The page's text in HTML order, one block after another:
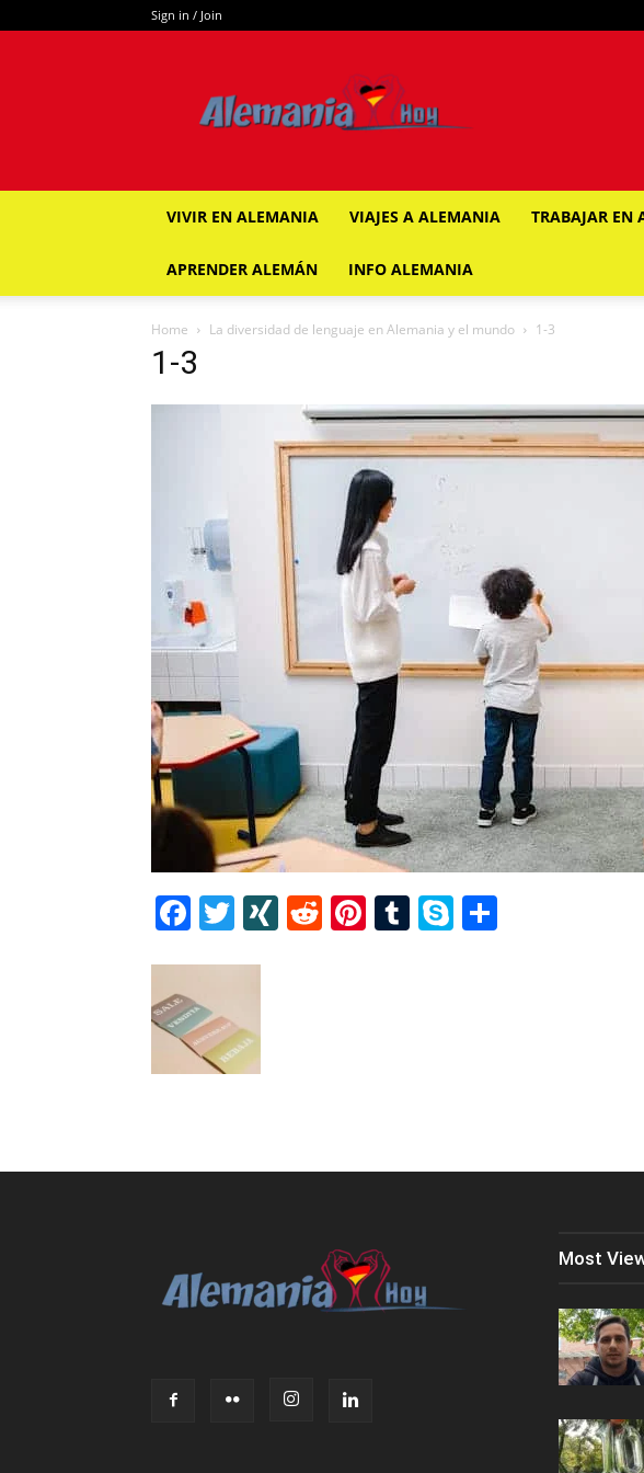
Sign in / Join
ALEMANIA
HOY
VIVIR EN ALEMANIA VIAJES A ALEMANIA TRABAJAR EN
APRENDER ALEMÁN INFO ALEMANIA
Home La diversidad de lenguaje en Alemania y el mundo 1-3
1-3
Facebook
Twitter
XINGReddit
Pinterest
Tumblr
Skype
Most